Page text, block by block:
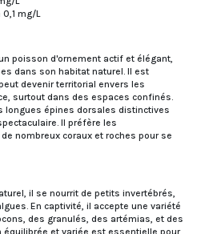
0,1 mg/L
poisson d'ornement actif et élégant,
dans son habitat naturel. Il est
devenir territorial envers les
surtout dans des espaces confinés.
longues épines dorsales distinctives
Il préfère les
nombreux coraux et roches pour se
il se nourrit de petits invertébrés,
En captivité, il accepte une variété
des granulés, des artémias, et des